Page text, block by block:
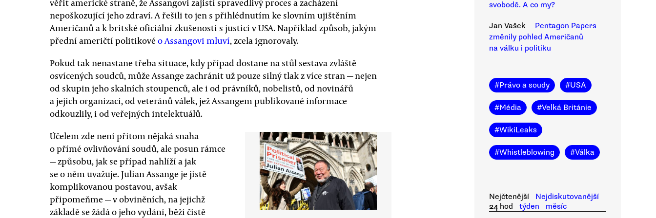
věřit americké straně, že Assangovi zajistí spravedlivý proces a zacházení
nepoškozující jeho zdraví. A řešili to jen s přihlédnutím ke slovním ujištěním
Američanů a k britské oficiální zkušenosti s justicí v USA. Například způsob, jakým
přední američtí politikovéo Assangovi mluví, zcela ignorovaly.
Pokud tak nenastane třeba situace, kdy případ dostane na stůl sestava zvláště
osvícených soudců, může Assange zachránit už pouze silný tlak z více stran — nejen
od skupin jeho skalních stoupenců, ale i od právníků, nobelistů, od novinářů
a jejich organizací, od veteránů válek, jež Assangem publikované informace
odkouzlily, i od veřejných intelektuálů.
Účelem zde není přitom nějaká snaha
o přímé ovlivňování soudů, ale posun rámce
— způsobu, jak se případ nahlíží a jak
se o něm uvažuje. Julian Assange je jistě
komplikovanou postavou, avšak
připomeňme — v obviněních, na jejichž
základě se žádá o jeho vydání, běží čistě
svobodě. A co my?
Jan Vašek
Pentagon Papers
změnily pohled Američanů
na válku i politiku
#Právo a soudy #USA
#Média #Velká Británie
#WikiLeaks
#Whistleblowing #Válka
Nejčtenější
Nejdiskutovanější
24 hod
týden
měsíc